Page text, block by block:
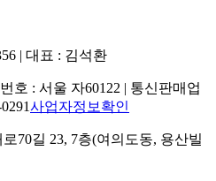
| 대표 : 김석환
호 : 서울 자60122 | 통신판매업
사업자정보확인
70길 23, 7층(여의도동, 용산빌